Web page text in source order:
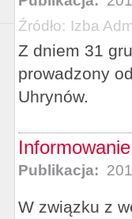
Źródło: Izba
Z dniem 31
prowadzony
Uhrynów.
Publikacja:
W związku z